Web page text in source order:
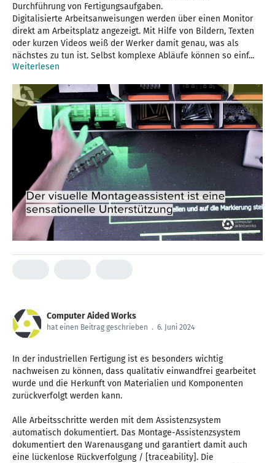
Durchführung von Fertigungsaufgaben.
Digitalisierte Arbeitsanweisungen werden über einen Monitor
direkt am Arbeitsplatz angezeigt. Mit Hilfe von Bildern, Texten
oder kurzen Videos weiß der Werker damit genau, was als
nächstes zu tun ist. Selbst komplexe Abläufe können so einf...
Weiterlesen
Computer Aided Works
hat einen Beitrag geschrieben . 6. Juni 2024
In der industriellen Fertigung ist es besonders wichtig
nachweisen zu können, dass qualitativ einwandfrei gearbeitet
wurde und die Herkunft von Materialien und Komponenten
zurückverfolgt werden kann.
Alle Arbeitsschritte werden mit dem Assistenzsystem
automatisch dokumentiert. Das Montage-Assistenzsystem
dokumentiert den Warenausgang und garantiert damit auch
eine lückenlose Rückverfolgung / [traceability]. Die